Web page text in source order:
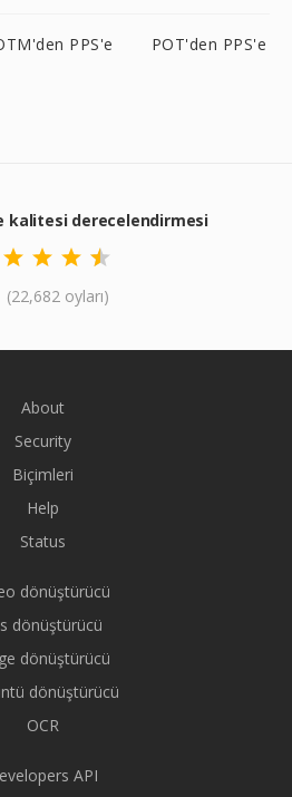
PPS'e POT'den PPS'e
kalitesi derecelendirmesi
(22,682 oyları)
About
Security
Biçimleri
Help
Status
dönüştürücü
dönüştürücü
dönüştürücü
dönüştürücü
OCR
API